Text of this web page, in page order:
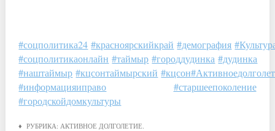
#соцполитика24 #красноярскийкрай #демография
#соцполитикаонлайн #таймыр #городдудинка #дудинка
#наштаймыр #кцсонтаймырский #кцсон
#информацияиправо
#старшеепоколение
#городскойдомкультуры
♦ РУБРИКА:АКТИВНОЕ ДОЛГОЛЕТИЕ.